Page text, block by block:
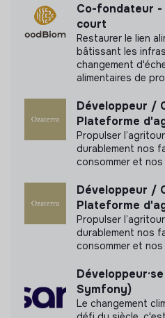
Co-fondateur
court
Restaurer le lien
bâtissant les
changement
alimentaires de
Développeur /
Plateforme
Propulser
durablement nos
consommer et
Développeur /
Plateforme
Propulser
durablement nos
consommer et
Symfony)
Le changement